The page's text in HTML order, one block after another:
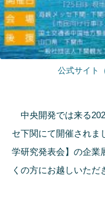
公式サイト
中央開発では来る
セ下関にて開催されま
学研究発表会】の企業
くの方にお越しいただ